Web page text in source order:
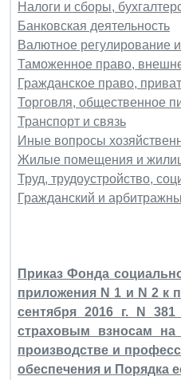
Налоги и сборы,
Банковская деятельность
Валютное регулирование
Таможенное право,
Гражданское право,
Торговля, общественное
Транспорт и связь
Иные вопросы
Жилые помещения и
Труд, трудоустройство,
Гражданский и
Приказ Фонда
приложения N 1 и N 2 к
сентября 2016 г. N
страховым взносам на
производстве и
обеспечения и Порядка